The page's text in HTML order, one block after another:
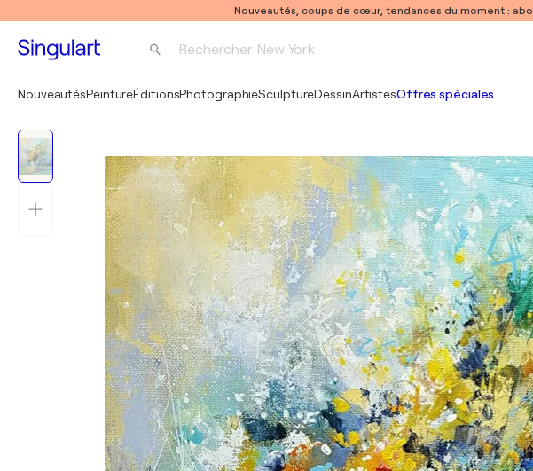
Nouveautés, coups de cœur, tendances du moment :
Rechercher New York
Pablo Picasso
NouveautésPeintureÉditionsPhotographieSculptureDessinArtistesOffres spéciales